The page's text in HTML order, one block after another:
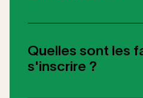
Quelles sont les
s'inscrire ?